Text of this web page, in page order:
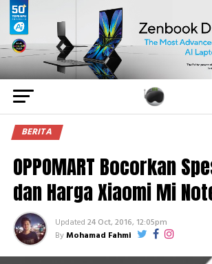
BERITA
OPPOMART Bocorkan
dan Harga Xiaomi Mi
Updated 24 Oct, 2016, 12:05pm
ByMohamad Fahmi